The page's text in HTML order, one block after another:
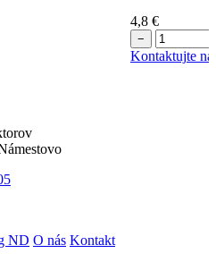
4,8 €
−
Kontaktujte
ND O nás Kontakt